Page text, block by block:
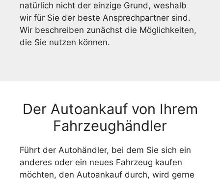
natürlich nicht der einzige Grund, weshalb
wir für Sie der beste Ansprechpartner sind.
Wir beschreiben zunächst die Möglichkeiten,
die Sie nutzen können.
Der Autoankauf von Ihrem
Fahrzeughändler
Führt der Autohändler, bei dem Sie sich ein
anderes oder ein neues Fahrzeug kaufen
möchten, den Autoankauf durch, wird gerne